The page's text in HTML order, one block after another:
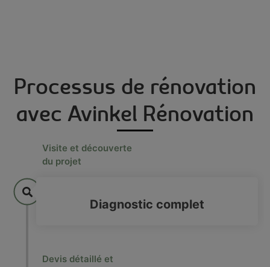
Processus de rénovation
avec Avinkel Rénovation
Visite et découverte
du projet
Diagnostic complet
Devis détaillé et